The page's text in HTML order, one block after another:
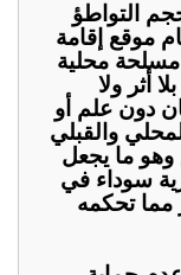
التواطؤ
موقع إقامة
محلية
أثر ولا
دون علم أو
والقبلي
ما يجعل
سوداء في
مما تحكمه